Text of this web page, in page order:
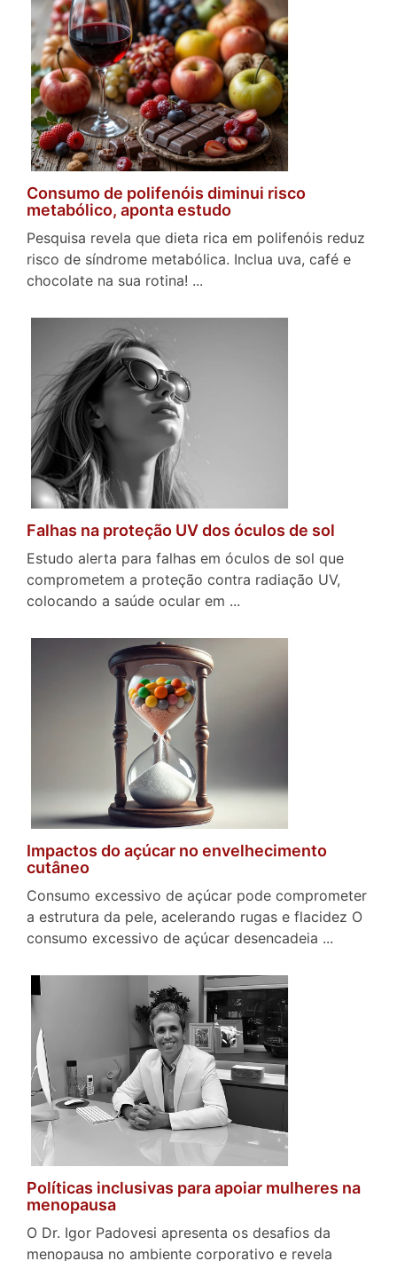
Consumo de polifenóis diminui risco
metabólico, aponta estudo
Pesquisa revela que dieta rica em polifenóis reduz
risco de síndrome metabólica. Inclua uva, café e
chocolate na sua rotina! ...
Falhas na proteção UV dos óculos de sol
Estudo alerta para falhas em óculos de sol que
comprometem a proteção contra radiação UV,
colocando a saúde ocular em ...
Impactos do açúcar no envelhecimento
cutâneo
Consumo excessivo de açúcar pode comprometer
a estrutura da pele, acelerando rugas e flacidez O
consumo excessivo de açúcar desencadeia ...
Políticas inclusivas para apoiar mulheres na
menopausa
O Dr. Igor Padovesi apresenta os desafios da
menopausa no ambiente corporativo e revela